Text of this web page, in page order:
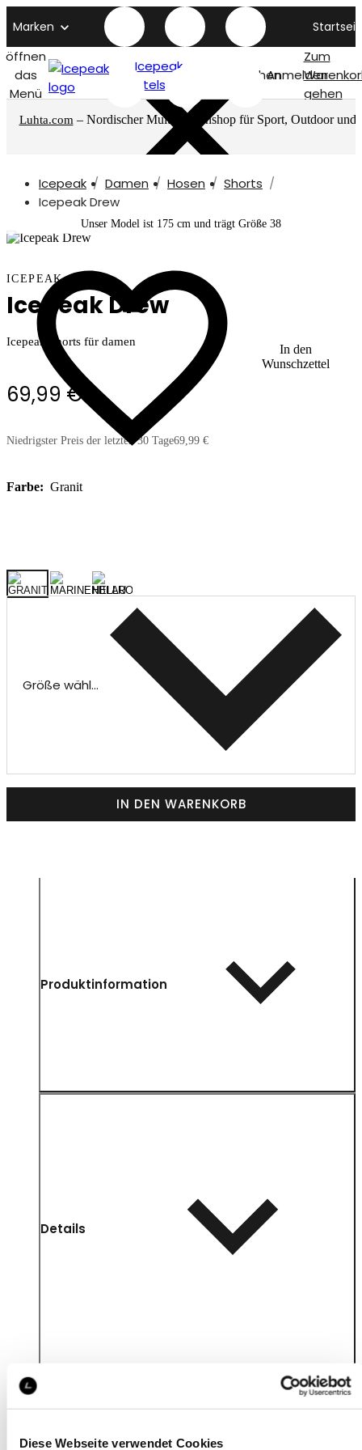
Diese Webseite verwendet Cookies
Marken
öffnen
das
Menü
Icepeak
titelseite
SuchenAnmelden
Zum
gehen
Luhta.com – Nordischer Multimarkenshop für Sport, Outdoor und
Icepeak Damen Hosen
Shorts
Icepeak Drew
In den
Wunschzettel
Unser Model ist 175 cm und trägt Größe 38
ICEPEAK
Icepeak Drew
Icepeak Shorts für damen
69,99 €
Niedrigster Preis der letzten 30 Tage69,99 €
Farbe: Granit
Größe wählen
IN DEN WARENKORB
Produktinformation
Details